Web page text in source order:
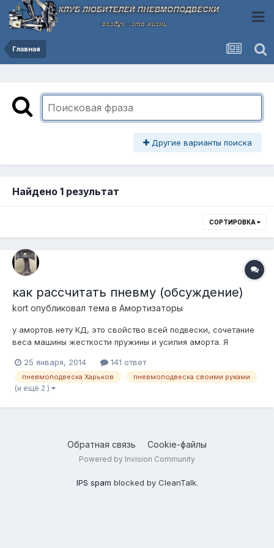
Главная
Другие варианты поиска
Найдено 1 результат
СОРТИРОВКА
как рассчитать пневму (обсуждение)
kort опубликовал тема в Амортизаторы
у амортов нету КД, это свойство всей подвески, сочетание
веса машины жесткости пружины и усилия аморта. Я
делать "берем подушку какая есть, аморты какие влезут" то
потом оказывается что новые хорошие аморты с пружинами
едут лучше чем пневма )
25 января, 2014 141 ответ
пневмоподвеска Харьков пневмоподвеска своими руками
(и ещё 2 )
Обратная связь Cookie-файлы
Powered by Invision Community
IPS spam blocked by CleanTalk.